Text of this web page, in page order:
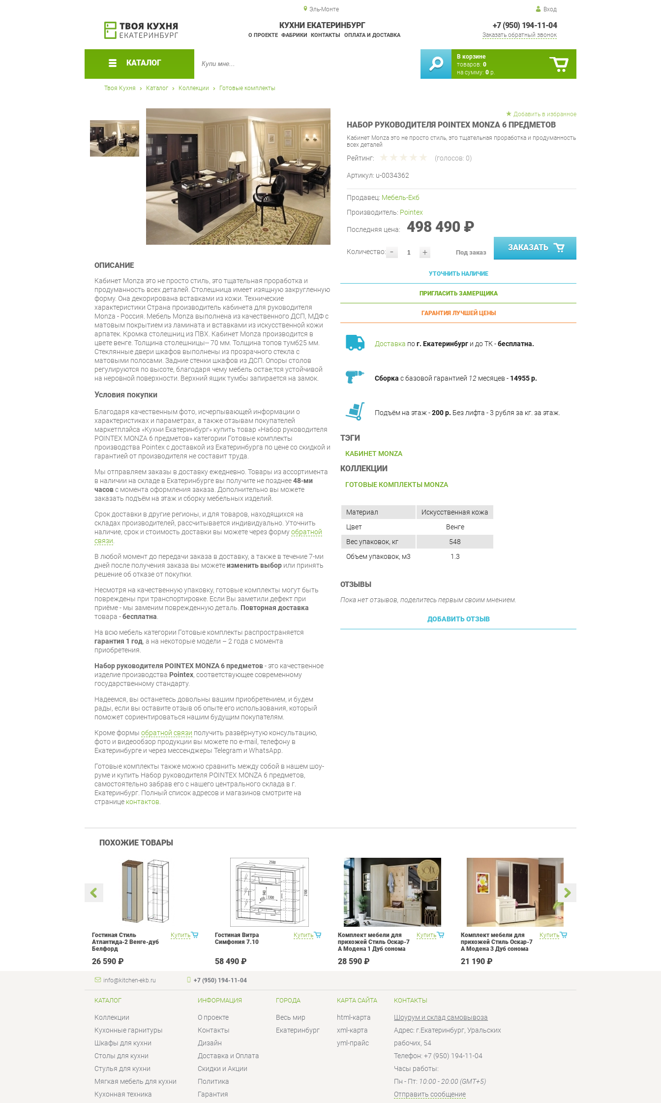
Эль-Монте Вход
+7 (950) 194-11-04
Заказать обратный звонок
КУХНИ ЕКАТЕРИНБУРГ
О ПРОЕКТЕ ФАБРИКИ КОНТАКТЫ ОПЛАТА И ДОСТАВКА
КАТАЛОГ
В корзине
товаров: 0
на сумму: 0 р.
Твоя Кухня Каталог Коллекции Готовые комплекты
Добавить в избранное
НАБОР РУКОВОДИТЕЛЯ POINTEX MONZA 6 ПРЕДМЕТОВ
Кабинет Monza это не просто стиль, это тщательная проработка и продуманность
всех деталей
Рейтинг: (голосов: 0)
Артикул: u-0034362
Продавец: Мебель-Екб
Производитель: Pointex
Последняя цена: 498 490 ₽
- +
Количество: Под заказ
ЗАКАЗАТЬ
УТОЧНИТЬ НАЛИЧИЕ
ПРИГЛАСИТЬ ЗАМЕРЩИКА
ГАРАНТИЯ ЛУЧШЕЙ ЦЕНЫ
Доставка пог. Екатеринбург и до ТК -бесплатна.
Сборка с базовой гарантией 12 месяцев - 14955 р.
Подъём на этаж -200 р. Без лифта - 3 рубля за кг. за этаж.
ТЭГИ
КАБИНЕТ MONZA
КОЛЛЕКЦИИ
ГОТОВЫЕ КОМПЛЕКТЫ MONZA
ОПИСАНИЕ
Кабинет Monza это не просто стиль, это тщательная проработка и
продуманность всех деталей. Столешница имеет изящную закругленную
форму. Она декорирована вставками из кожи. Технические
характеристики Страна производитель кабинета для руководителя
Monza - Россия. Мебель Monza выполнена из качественного ДСП, МДФ с
матовым покрытием из ламината и вставками из искусственной кожи
арпатек. Кромка столешниц из ПВХ. Кабинет Monza производится в
цвете венге. Толщина столешницы-- 70 мм. Толщина топов тумб25 мм.
Стеклянные двери шкафов выполнены из прозрачного стекла с
матовыми полосами. Задние стенки шкафов из ДСП. Опоры столов
регулируются по высоте, благодаря чему мебель остаe;тся устойчивой
на неровной поверхности. Верхний ящик тумбы запирается на замок.
Условия покупки
Благодаря качественным фото, исчерпывающей информации о
характеристиках и параметрах, а также отзывам покупателей
маркетплэйса «Кухни Екатеринбург» купить товар «Набор руководителя
POINTEX MONZA 6 предметов» категории Готовые комплекты
производства Pointex с доставкой из Екатеринбурга по цене со скидкой и
гарантией от производителя не составит труда.
Мы отправляем заказы в доставку ежедневно. Товары из ассортимента
в наличии на складе в Екатеринбурге вы получите не позднее48-ми
часовс момента оформления заказа. Дополнительно вы можете
заказать подъём на этаж и сборку мебельных изделий.
Срок доставки в другие регионы, и для товаров, находящихся на
складах производителей, рассчитывается индивидуально. Уточнить
наличие, срок и стоимость доставки вы можете через формуобратной
связи.
В любой момент до передачи заказа в доставку, а также в течение 7-ми
дней после получения заказа вы можетеизменить выбор или принять
решение об отказе от покупки.
Несмотря на качественную упаковку, готовые комплекты могут быть
повреждены при транспортировке. Если Вы заметили дефект при
приёме - мы заменим поврежденную деталь. Повторная доставка
товара -бесплатна.
На всю мебель категории Готовые комплекты распространяется
гарантия 1 год, а на некоторые модели – 2 года с момента
приобретения.
Набор руководителя POINTEX MONZA 6 предметов- это качественное
изделие производства Pointex, соответствующее современному
государственному стандарту.
Надеемся, вы останетесь довольны вашим приобретением, и будем
рады, если вы оставите отзыв об опыте его использования, который
поможет сориентироваться нашим будущим покупателям.
Кроме формы обратной связи получить развёрнутую консультацию,
фото и видеообзор продукции вы можете по e-mail, телефону в
Екатеринбурге и через мессенджеры Telegram и WhatsApp.
Готовые комплекты также можно сравнить между собой в нашем шоу-
руме и купить Набор руководителя POINTEX MONZA 6 предметов,
самостоятельно забрав его с нашего центрального склада в г.
Екатеринбург. Полный список адресов и магазинов смотрите на
странице контактов.
Материал
Искусственная кожа
Цвет
Венге
Вес упаковок, кг
548
Объем упаковок, м3
1.3
ОТЗЫВЫ
Пока нет отзывов, поделитесь первым своим мнением.
ДОБАВИТЬ ОТЗЫВ
ПОХОЖИЕ ТОВАРЫ
Купить
Гостиная Стиль
Атлантида-2 Венге-дуб
Белфорд
26 590 ₽
Купить
Гостиная Витра
Симфония 7.10
58 490 ₽
Купить
Комплект мебели для
прихожей Стиль Оскар-7
А Модена 1 Дуб сонома
28 590 ₽
Купить
Комплект мебели для
прихожей Стиль Оскар-7
А Модена 3 Дуб сонома
21 190 ₽
info@kitchen-ekb.ru +7 (950) 194-11-04
КАТАЛОГ
Коллекции
Кухонные гарнитуры
Шкафы для кухни
Столы для кухни
Стулья для кухни
Мягкая мебель для кухни
Кухонная техника
ИНФОРМАЦИЯ
О проекте
Контакты
Дизайн
Доставка и Оплата
Скидки и Акции
Политика
Гарантия
ГОРОДА
Весь мир
Екатеринбург
КАРТА САЙТА
html-карта
xml-карта
yml-прайс
КОНТАКТЫ
Шоурум и склад самовывоза
Адрес: г.Екатеринбург, Уральских
рабочих, 54
Телефон: +7 (950) 194-11-04
Часы работы:
Пн - Пт: 10:00 - 20:00 (GMT+5)
Отправить сообщение